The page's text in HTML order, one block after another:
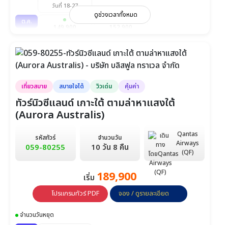
วันที่ 18-27
ต.ค.
พ.ย.
152,900
วันที่ 14-23
ธ.ค.
155,900
วันที่ 3-12
169,900
วันที่ 25-4 ม.ค.
ก.พ.
152,900
มี.ค.
152,900
วันที่ 9-18
155,900
วันที่ 30-9 พ.ค.
ดูช่วงเวลาทั้งหมด
เที่ยวสบาย สบายใจได้ วิวเด่น คุ้มค่า
ทัวร์นิวซีแลนด์ เกาะใต้ ตามล่าหาแสงใต้
(Aurora Australis)
รหัสทัวร์
059-80255
จำนวนวัน
10 วัน 8 คืน
Qantas
Airways
(QF)
เริ่ม 189,900
โปรแกรมทัวร์ PDF จอง / ดูรายละเอียด
จำนวนวันหยุด